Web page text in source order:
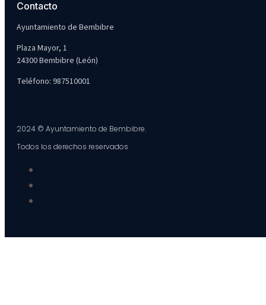
Contacto
Ayuntamiento de Bembibre
Plaza Mayor, 1
24300 Bembibre (León)
Teléfono: 987510001
2024 © Ayuntamiento de Bembibre.
Todos los derechos reservados